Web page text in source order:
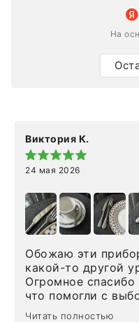
На
Виктория К.
24 мая 2026
Обожаю эти
какой-то другой
Огромное спасибо
что помогли с
доставкой и
Читать полностью